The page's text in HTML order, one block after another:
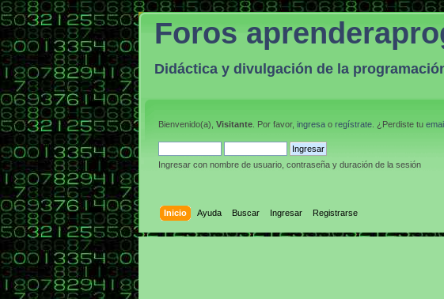
Foros
Didáctica y divulgación de la
Bienvenido(a), Visitante . Por favor, ingresa o regístrate . ¿Perdiste tu
Ingresar con nombre de usuario, contraseña y duración de la sesión
Inicio Ayuda Buscar Ingresar Registrarse